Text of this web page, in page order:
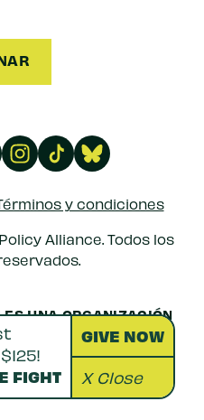
y condiciones
Alliance. Todos los
UNA ORGANIZACIÓN
REGISTRADA EN
52-1516692
con conciencia